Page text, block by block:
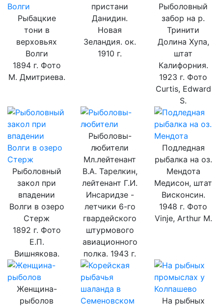
Рыбацкие
тони в
верховьях
Волги
1894 г. Фото
М. Дмитриева.
пристани
Данидин.
Новая
Зеландия. ок.
1910 г.
Рыболовный
забор на р.
Тринити
Долина Хупа,
штат
Калифорния.
1923 г. Фото
Curtis, Edward
S.
Рыболовный
закол при
впадении
Волги в озеро
Стерж
1892 г. Фото
Е.П.
Вишнякова.
Рыболовы-
любители
Мл.лейтенант
В.А. Тарелкин,
лейтенант Г.И.
Инсаридзе -
летчики 6-го
гвардейского
штурмового
авиационного
полка. 1943 г.
Подледная
рыбалка на оз.
Мендота
Медисон, штат
Висконсин.
1948 г. Фото
Vinje, Arthur M.
Женщина-
рыболов
На рыбных